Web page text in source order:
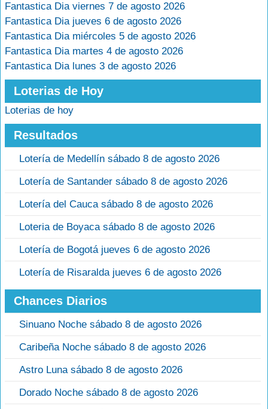
Fantastica Dia viernes 7 de agosto 2026
Fantastica Dia jueves 6 de agosto 2026
Fantastica Dia miércoles 5 de agosto 2026
Fantastica Dia martes 4 de agosto 2026
Fantastica Dia lunes 3 de agosto 2026
Loterias de Hoy
Loterias de hoy
Resultados
Lotería de Medellín sábado 8 de agosto 2026
Lotería de Santander sábado 8 de agosto 2026
Lotería del Cauca sábado 8 de agosto 2026
Loteria de Boyaca sábado 8 de agosto 2026
Lotería de Bogotá jueves 6 de agosto 2026
Lotería de Risaralda jueves 6 de agosto 2026
Chances Diarios
Sinuano Noche sábado 8 de agosto 2026
Caribeña Noche sábado 8 de agosto 2026
Astro Luna sábado 8 de agosto 2026
Dorado Noche sábado 8 de agosto 2026